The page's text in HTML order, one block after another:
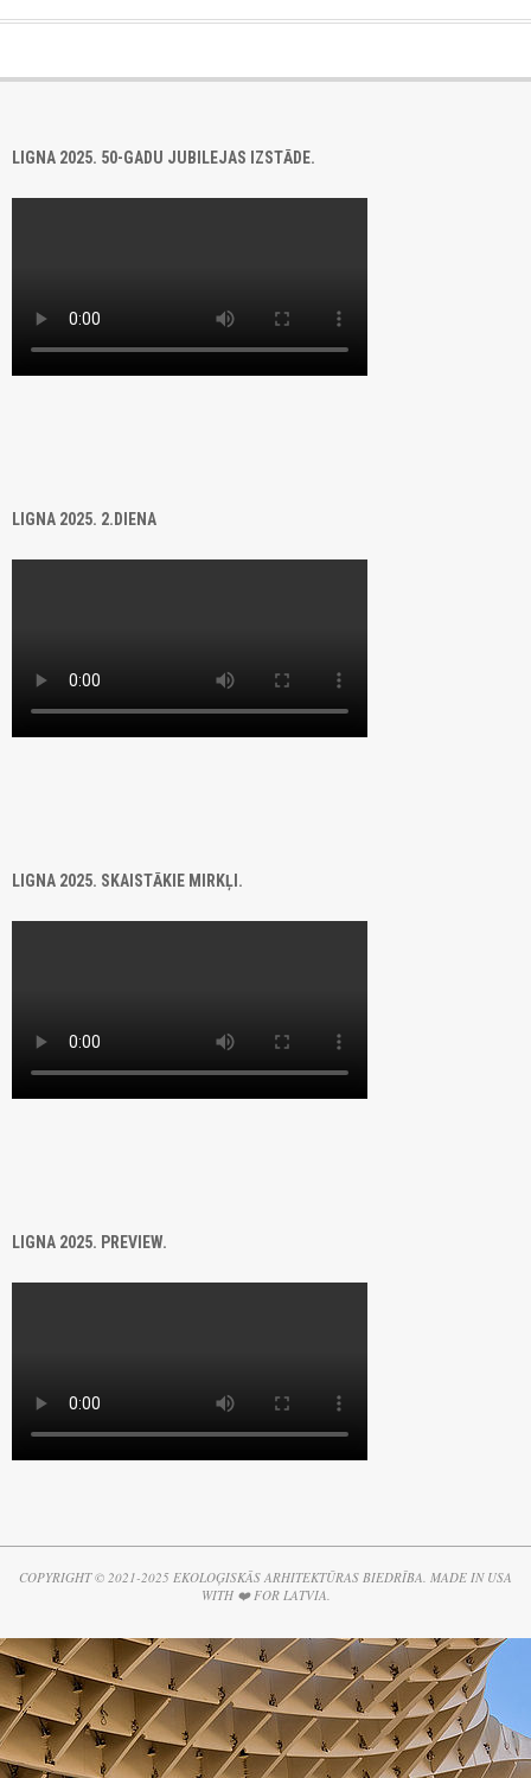
LIGNA 2025. 50-GADU JUBILEJAS IZSTĀDE.
LIGNA 2025. 2.DIENA
LIGNA 2025. SKAISTĀKIE MIRKĻI.
LIGNA 2025. PREVIEW.
COPYRIGHT © 2021-2025 EKOLOĢISKĀS ARHITEKTŪRAS BIEDRĪBA. MADE IN USA
WITH ❤️ FOR LATVIA.